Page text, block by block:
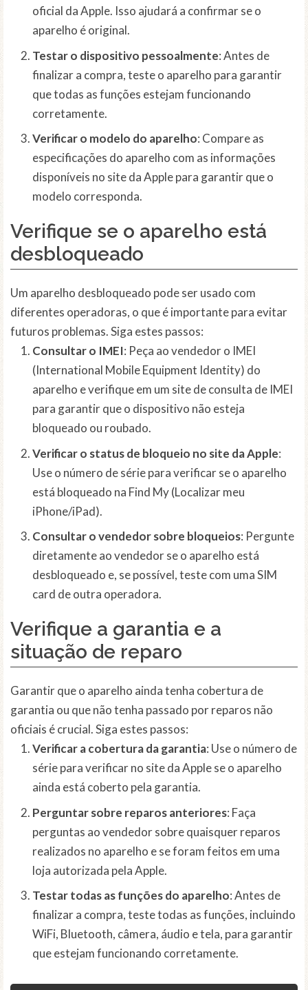
oficial da Apple. Isso ajudará a confirmar se o
aparelho é original.
Testar o dispositivo pessoalmente: Antes de
finalizar a compra, teste o aparelho para garantir
que todas as funções estejam funcionando
corretamente.
Verificar o modelo do aparelho: Compare as
especificações do aparelho com as informações
disponíveis no site da Apple para garantir que o
modelo corresponda.
Verifique se o aparelho está
desbloqueado
Um aparelho desbloqueado pode ser usado com
diferentes operadoras, o que é importante para evitar
futuros problemas. Siga estes passos:
Consultar o IMEI: Peça ao vendedor o IMEI
(International Mobile Equipment Identity) do
aparelho e verifique em um site de consulta de IMEI
para garantir que o dispositivo não esteja
bloqueado ou roubado.
Verificar o status de bloqueio no site da Apple:
Use o número de série para verificar se o aparelho
está bloqueado na Find My (Localizar meu
iPhone/iPad).
Consultar o vendedor sobre bloqueios: Pergunte
diretamente ao vendedor se o aparelho está
desbloqueado e, se possível, teste com uma SIM
card de outra operadora.
Verifique a garantia e a
situação de reparo
Garantir que o aparelho ainda tenha cobertura de
garantia ou que não tenha passado por reparos não
oficiais é crucial. Siga estes passos:
Verificar a cobertura da garantia: Use o número de
série para verificar no site da Apple se o aparelho
ainda está coberto pela garantia.
Perguntar sobre reparos anteriores: Faça
perguntas ao vendedor sobre quaisquer reparos
realizados no aparelho e se foram feitos em uma
loja autorizada pela Apple.
Testar todas as funções do aparelho: Antes de
finalizar a compra, teste todas as funções, incluindo
WiFi, Bluetooth, câmera, áudio e tela, para garantir
que estejam funcionando corretamente.